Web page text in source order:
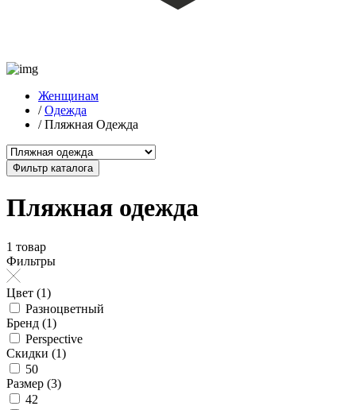
Женщинам
/ Одежда
/ Пляжная Одежда
Фильтр каталога
Пляжная одежда
1 товар
Фильтры
Цвет (1)
Разноцветный
Бренд (1)
Perspective
Скидки (1)
50
Размер (3)
42